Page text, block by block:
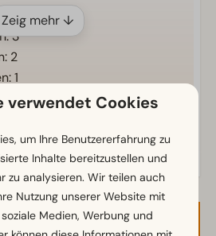
3
2
1
Zeig mehr ↓
verwendet Cookies
um Ihre Benutzererfahrung zu
Inhalte bereitzustellen und
zu analysieren. Wir teilen auch
Nutzung unserer Website mit
Medien, Werbung und